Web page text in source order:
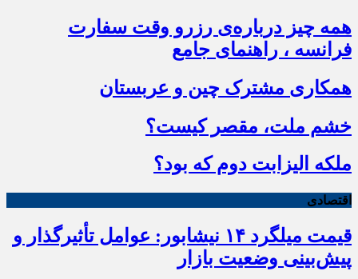
همه چیز درباره‌ی رزرو وقت سفارت
فرانسه ، راهنمای جامع
همکاری مشترک چین و عربستان
خشم ملت، مقصر کیست؟
ملکه الیزابت دوم که بود؟
اقتصادی
قیمت میلگرد ۱۴ نیشابور: عوامل تأثیرگذار و
پیش‌بینی وضعیت بازار